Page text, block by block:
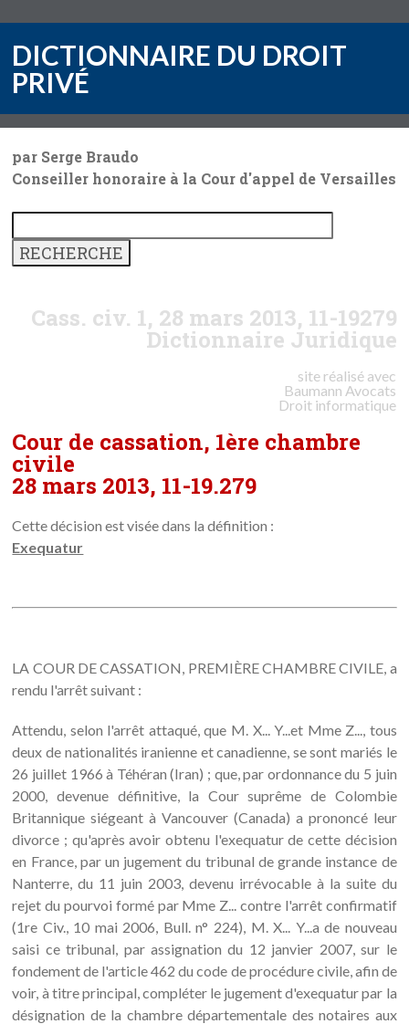
DICTIONNAIRE DU DROIT
PRIVÉ
par Serge Braudo
Conseiller honoraire à la Cour d'appel de Versailles
Cass. civ. 1, 28 mars 2013, 11-19279
Dictionnaire Juridique
site réalisé avec
Baumann Avocats
Droit informatique
Cour de cassation, 1ère chambre
civile
28 mars 2013, 11-19.279
Cette décision est visée dans la définition :
Exequatur
LA COUR DE CASSATION, PREMIÈRE CHAMBRE CIVILE, a
rendu l'arrêt suivant :
Attendu, selon l'arrêt attaqué, que M. X... Y...et Mme Z..., tous
deux de nationalités iranienne et canadienne, se sont mariés le
26 juillet 1966 à Téhéran (Iran) ; que, par ordonnance du 5 juin
2000, devenue définitive, la Cour suprême de Colombie
Britannique siégeant à Vancouver (Canada) a prononcé leur
divorce ; qu'après avoir obtenu l'exequatur de cette décision
en France, par un jugement du tribunal de grande instance de
Nanterre, du 11 juin 2003, devenu irrévocable à la suite du
rejet du pourvoi formé par Mme Z... contre l'arrêt confirmatif
(1re Civ., 10 mai 2006, Bull. n° 224), M. X... Y...a de nouveau
saisi ce tribunal, par assignation du 12 janvier 2007, sur le
fondement de l'article 462 du code de procédure civile, afin de
voir, à titre principal, compléter le jugement d'exequatur par la
désignation de la chambre départementale des notaires aux